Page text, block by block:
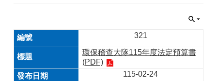
321
環保稽查大隊115年度法定預算書
(PDF)
115-02-24